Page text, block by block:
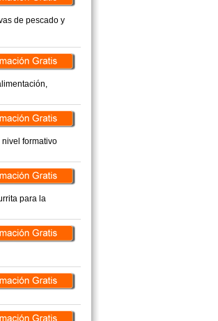
de pescado y
formativo
para la